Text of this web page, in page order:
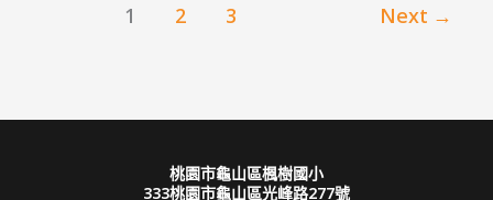
1 2 3 Next →
桃園市龜山區楓樹國小
333桃園市龜山區光峰路277號